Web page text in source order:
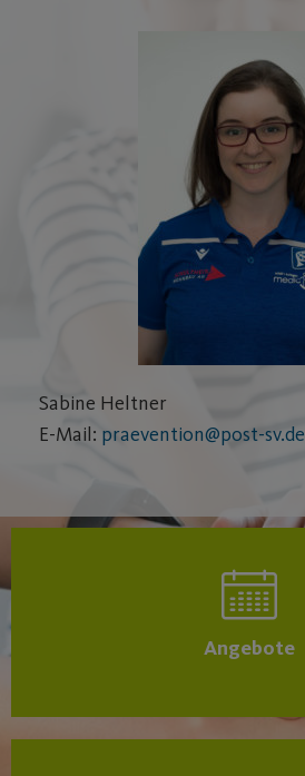
Sabine Heltner
E-Mail: praevention@post-sv.de
Angebote